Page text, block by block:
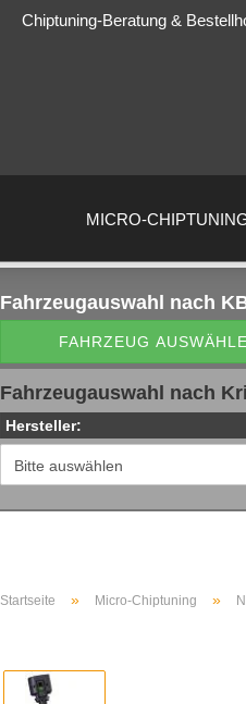
Chiptuning-Beratung &
MICRO-
Fahrzeugauswahl nach
FAHRZEUG
Fahrzeugauswahl nach
Hersteller:
Startseite » Micro-Chiptuning »